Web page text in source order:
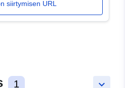
siirtymisen URL
keyboard_arrow_down
1